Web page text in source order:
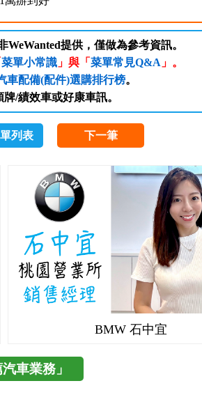
提供，僅做為參考資訊。
菜單小常識」與「 菜單常見Q&A 」。
車配備(配件)選購排行榜。
/績效車或好康車訊。
列表 下一筆
BMW 石中宜
車業務」